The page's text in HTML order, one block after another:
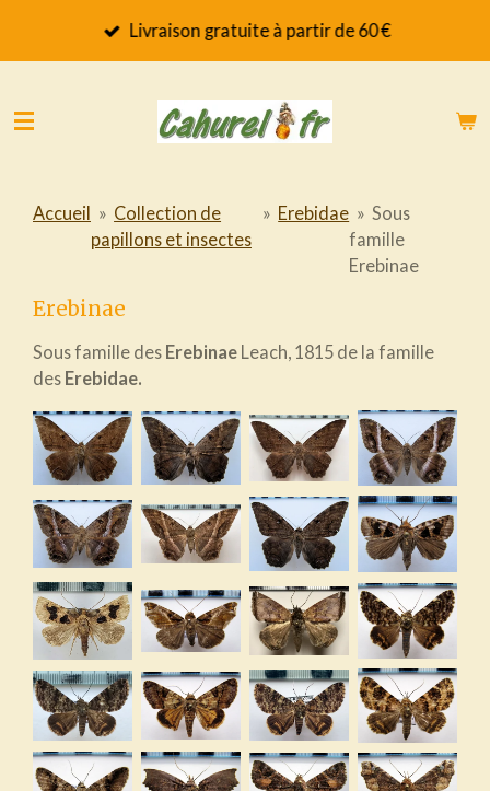
Livraison gratuite à partir de 60 €
Accueil » Collection de
papillons et insectes
» Erebidae » Sous
famille
Erebinae
Erebinae
Sous famille des Erebinae Leach, 1815 de la famille
des Erebidae.